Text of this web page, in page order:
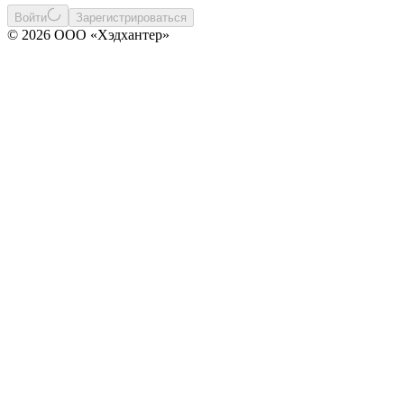
Войти Зарегистрироваться
© 2026 ООО «Хэдхантер»